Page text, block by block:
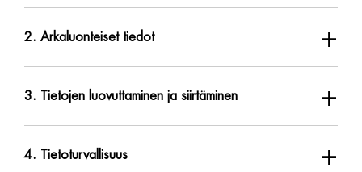
2. Arkaluonteiset tiedot +
3. Tietojen luovuttaminen ja siirtäminen +
4. Tietoturvallisuus +